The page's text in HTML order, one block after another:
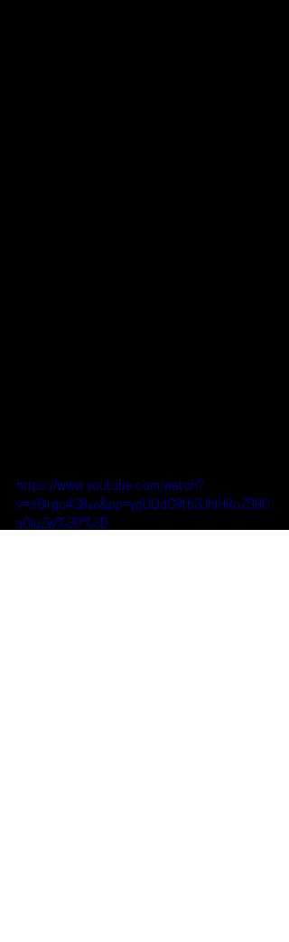
https://www.youtube.com/watch?
v=s8irqc43Byo&pp=ygUQdG9tb3JhIHRoZSB0
aGluZw%3D%3D